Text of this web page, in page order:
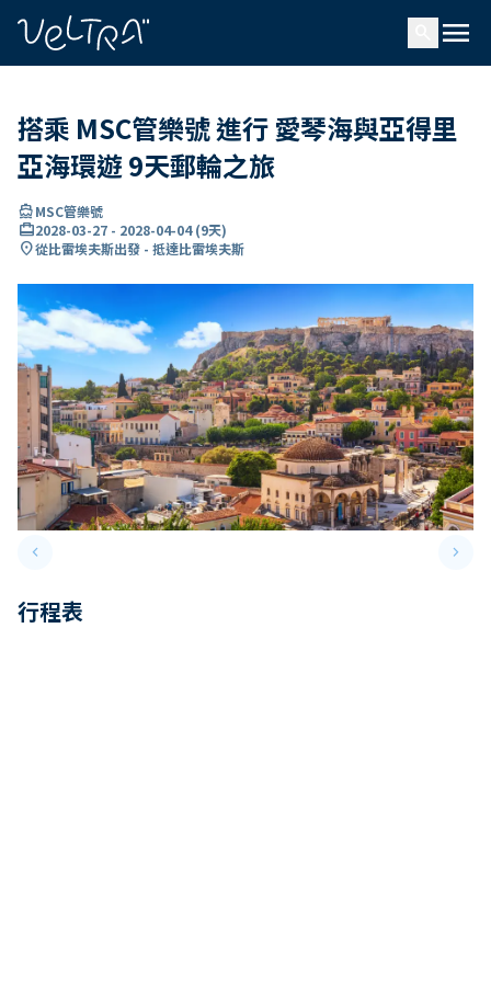
menu
搭乘 MSC管樂號 進行 愛琴海與亞得里
亞海環遊 9天郵輪之旅
directions_boatMSC管樂號
card_travel2028-03-27 - 2028-04-04(9天)
location_on從比雷埃夫斯出發 - 抵達比雷埃夫斯
keyboard_arrow_leftPrevious slide keyboard_arrow_right
行程表